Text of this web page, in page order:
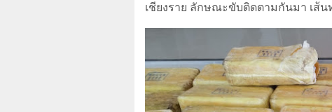
เชียงราย ลักษณะขับติดตามกันมา เส้น